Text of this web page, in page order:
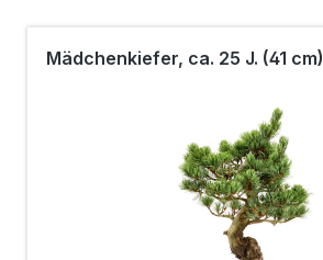
Mädchenkiefer, ca. 25 J. (41 cm)